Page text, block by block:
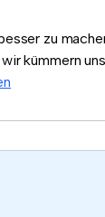
zu
kümmern